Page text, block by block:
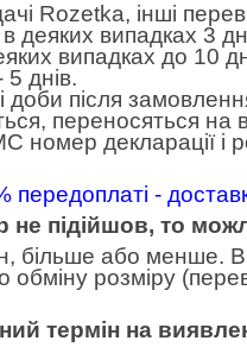
Rozetka, інші
випадках 3
випадках до 10
днів.
доби після
переносяться на
номер декларації і
передоплаті -
не підійшов, то
більше або менше.
розміру
термін на